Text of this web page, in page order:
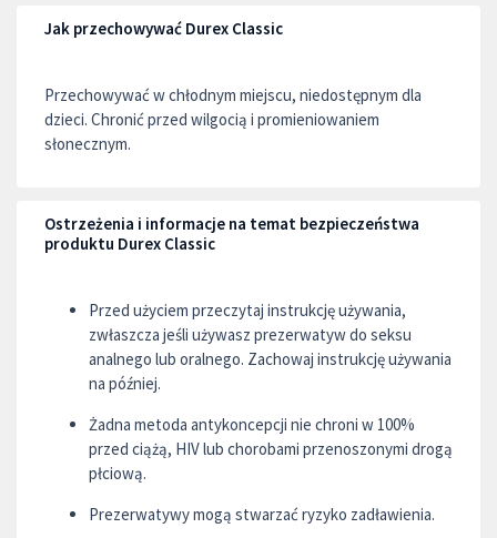
Jak przechowywać Durex Classic
Przechowywać w chłodnym miejscu, niedostępnym dla
dzieci. Chronić przed wilgocią i promieniowaniem
słonecznym.
Ostrzeżenia i informacje na temat bezpieczeństwa
produktu Durex Classic
Przed użyciem przeczytaj instrukcję używania,
zwłaszcza jeśli używasz prezerwatyw do seksu
analnego lub oralnego. Zachowaj instrukcję używania
na później.
Żadna metoda antykoncepcji nie chroni w 100%
przed ciążą, HIV lub chorobami przenoszonymi drogą
płciową.
Prezerwatywy mogą stwarzać ryzyko zadławienia.